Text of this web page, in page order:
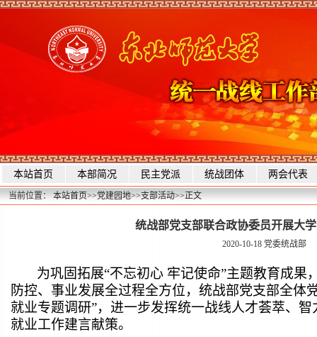
本站首页 本部简况 民主党派 统战团体 两会代表
当前位置：本站首页>>党建园地>>支部活动>>正文
统战部党支部联合政协委员开展大
2020-10-18 党委统战部
为巩固拓展“不忘初心 牢记使命”主题教育成果
防控、事业发展全过程全方位，统战部党支部全体
就业专题调研”，进一步发挥统一战线人才荟萃、
就业工作建言献策。